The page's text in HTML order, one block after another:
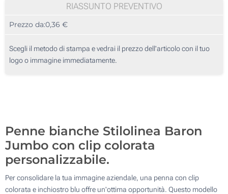
3 Colori (Al lato della clip)
Stampa digitale (Su un lato)
100
250
500
RIASSUNTO PREVENTIVO
Prezzo da:0,36 €
Scegli il metodo di stampa e vedrai il prezzo dell'articolo con il tuo
logo o immagine immediatamente.
Penne bianche Stilolinea Baron
Jumbo con clip colorata
personalizzabile.
Per consolidare la tua immagine aziendale, una penna con clip
colorata e inchiostro blu offre un'ottima opportunità. Questo modello